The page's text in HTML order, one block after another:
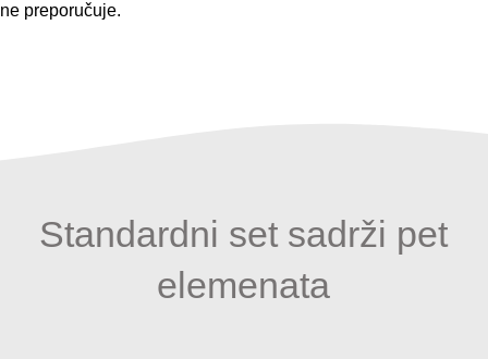
ne preporučuje.
Standardni set sadrži pet
elemenata